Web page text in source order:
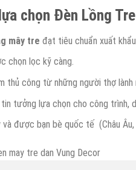
chọn Đèn Lồng
mây tre đạt tiêu chuẩn xuất
chọn lọc kỹ càng.
thủ công từ những người thợ
tưởng lựa chọn cho công trình,
và được bạn bè quốc tế (Châu